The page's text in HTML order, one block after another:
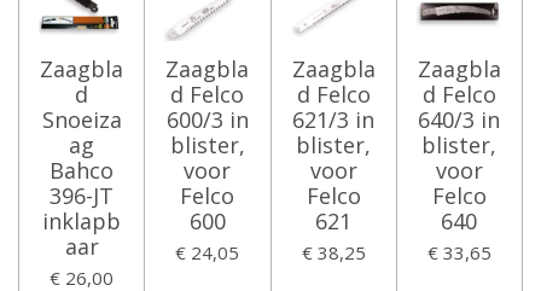
Zaagbla
d
Snoeiza
ag
Bahco
396-JT
inklapb
aar
€ 26,00
Zaagbla
d Felco
600/3 in
blister,
voor
Felco
600
€ 24,05
Zaagbla
d Felco
621/3 in
blister,
voor
Felco
621
€ 38,25
Zaagbla
d Felco
640/3 in
blister,
voor
Felco
640
€ 33,65